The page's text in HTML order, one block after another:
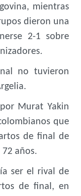
mientras
dieron una
2-1 sobre
no tuvieron
Murat Yakin
que
de final de
años.
ser el rival de
de final, en